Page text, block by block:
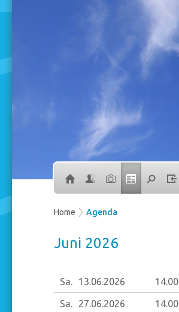
Home Agenda
Juni 2026
Sa. 13.06.2026 14.00
Sa. 27.06.2026 14.00